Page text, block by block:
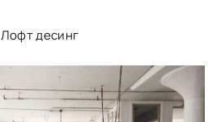
Лофт десинг